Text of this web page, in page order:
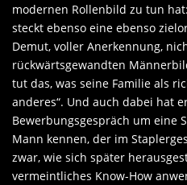
modernen Rollenbild zu tun
steckt ebenso eine ebenso
Demut, voller Anerkennung,
rückwärtsgewandten
tut das, was seine Familie als
anderes“. Und auch dabei hat
Bewerbungsgespräch um eine
Mann kennen, der im
zwar, wie sich später
vermeintliches Know-How